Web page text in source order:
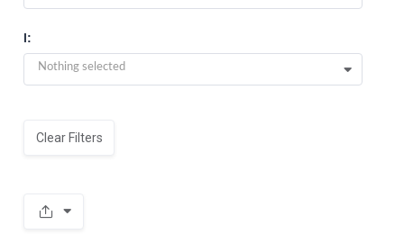
I:
Nothing selected
Clear Filters